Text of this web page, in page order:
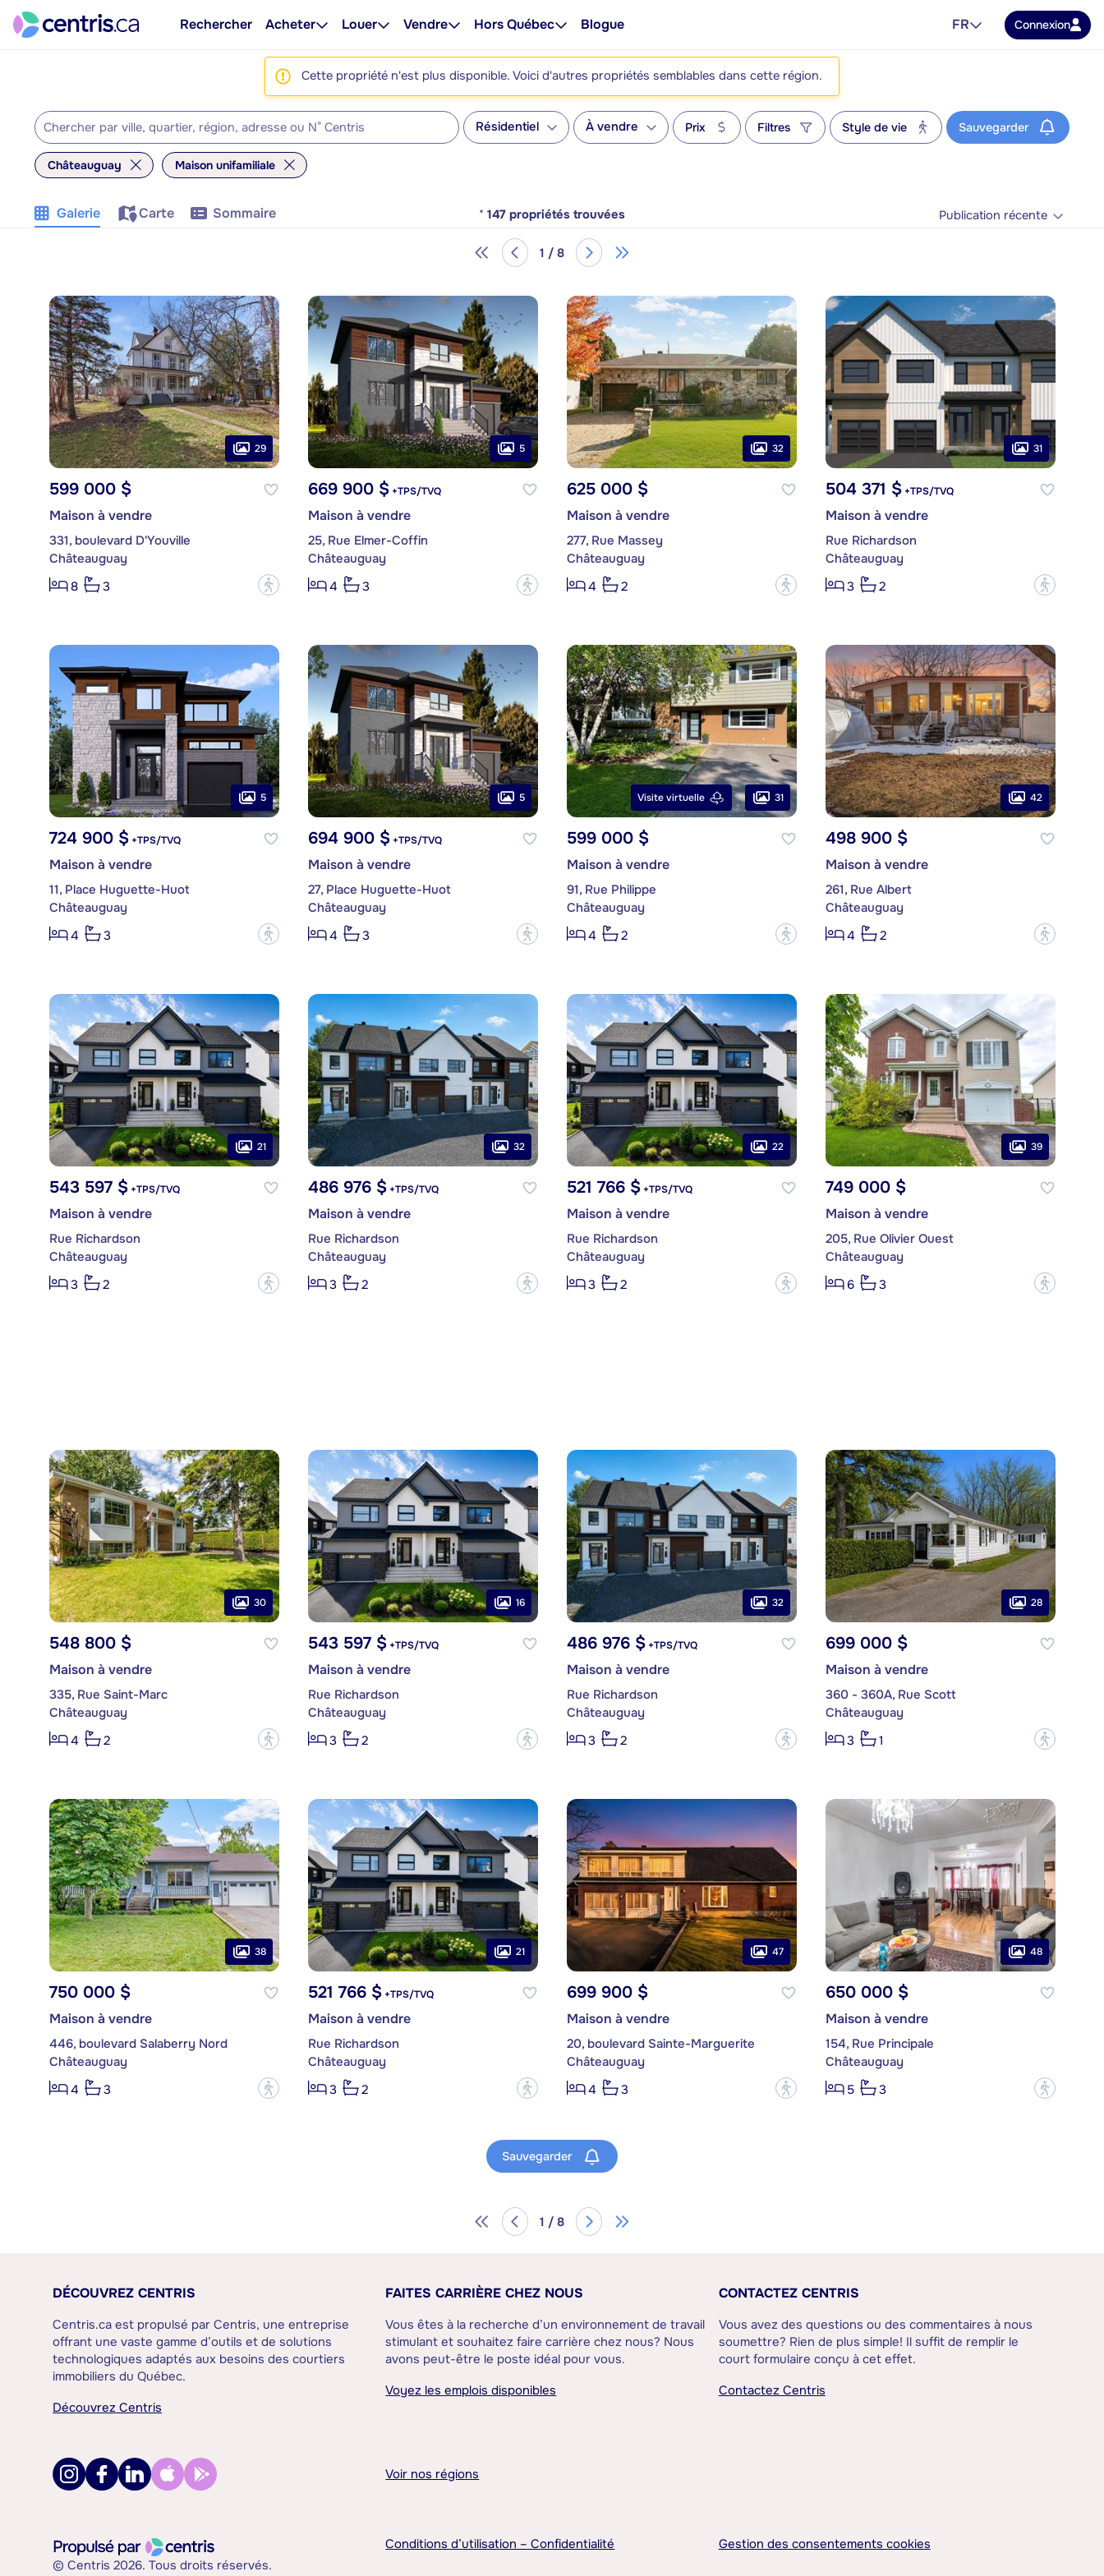
Rechercher Acheter Louer Vendre Hors Québec Blogue FR Connexion
Cette propriété n'est plus disponible. Voici d'autres propriétés semblables dans cette région.
Résidentiel À vendre Prix Filtres Style de vie Sauvegarder
Châteauguay Maison unifamiliale
Galerie Carte Sommaire * 147 propriétés trouvées Publication récente
1 / 8
29
599 000 $
Maison à vendre
331, boulevard D'Youville
Châteauguay
8
3 ?
5
669 900 $+TPS/TVQ
Maison à vendre
25, Rue Elmer-Coffin
Châteauguay
4
3 ?
32
625 000 $
Maison à vendre
277, Rue Massey
Châteauguay
4
2 ?
31
504 371 $+TPS/TVQ
Maison à vendre
Rue Richardson
Châteauguay
3
2 ?
5
724 900 $+TPS/TVQ
Maison à vendre
11, Place Huguette-Huot
Châteauguay
4
3 ?
5
694 900 $+TPS/TVQ
Maison à vendre
27, Place Huguette-Huot
Châteauguay
4
3 ?
Visite virtuelle 31
599 000 $
Maison à vendre
91, Rue Philippe
Châteauguay
4
2 ?
42
498 900 $
Maison à vendre
261, Rue Albert
Châteauguay
4
2 ?
21
543 597 $+TPS/TVQ
Maison à vendre
Rue Richardson
Châteauguay
3
2 ?
32
486 976 $+TPS/TVQ
Maison à vendre
Rue Richardson
Châteauguay
3
2 ?
22
521 766 $+TPS/TVQ
Maison à vendre
Rue Richardson
Châteauguay
3
2 ?
39
749 000 $
Maison à vendre
205, Rue Olivier Ouest
Châteauguay
6
3 ?
30
548 800 $
Maison à vendre
335, Rue Saint-Marc
Châteauguay
4
2 ?
16
543 597 $+TPS/TVQ
Maison à vendre
Rue Richardson
Châteauguay
3
2 ?
32
486 976 $+TPS/TVQ
Maison à vendre
Rue Richardson
Châteauguay
3
2 ?
28
699 000 $
Maison à vendre
360 - 360A, Rue Scott
Châteauguay
3
1 ?
38
750 000 $
Maison à vendre
446, boulevard Salaberry Nord
Châteauguay
4
3 ?
21
521 766 $+TPS/TVQ
Maison à vendre
Rue Richardson
Châteauguay
3
2 ?
47
699 900 $
Maison à vendre
20, boulevard Sainte-Marguerite
Châteauguay
4
3 ?
48
650 000 $
Maison à vendre
154, Rue Principale
Châteauguay
5
3 ?
Sauvegarder
1 / 8
DÉCOUVREZ CENTRIS
Centris.ca est propulsé par Centris, une entreprise
offrant une vaste gamme d’outils et de solutions
technologiques adaptés aux besoins des courtiers
immobiliers du Québec.
Découvrez Centris
FAITES CARRIÈRE CHEZ NOUS
Vous êtes à la recherche d’un environnement de travail
stimulant et souhaitez faire carrière chez nous? Nous
avons peut-être le poste idéal pour vous.
Voyez les emplois disponibles
CONTACTEZ CENTRIS
Vous avez des questions ou des commentaires à nous
soumettre? Rien de plus simple! Il suffit de remplir le
court formulaire conçu à cet effet.
Contactez Centris
Voir nos régions
© Centris 2026. Tous droits réservés.
Conditions d’utilisation – Confidentialité Gestion des consentements cookies